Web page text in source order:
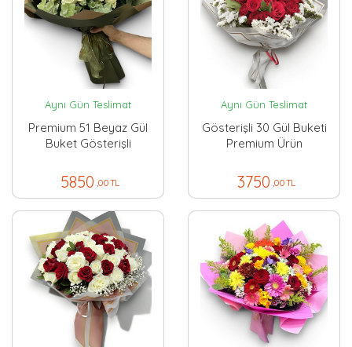
Aynı Gün Teslimat
Premium 51 Beyaz Gül
Buket Gösterişli
5850 ,00 TL
Aynı Gün Teslimat
Gösterişli 30 Gül Buketi
Premium Ürün
3750 ,00 TL